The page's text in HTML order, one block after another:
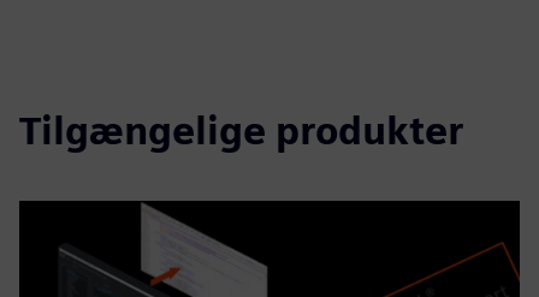
Tilgængelige produkter